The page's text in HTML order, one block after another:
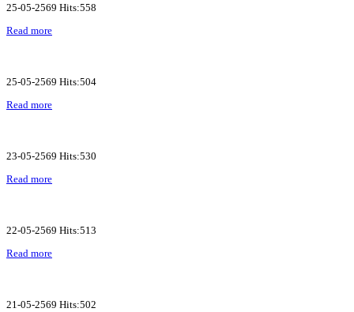
25-05-2569 Hits:558
Read more
25-05-2569 Hits:504
Read more
23-05-2569 Hits:530
Read more
22-05-2569 Hits:513
Read more
21-05-2569 Hits:502